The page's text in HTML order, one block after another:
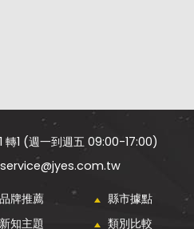
1 (週一到週五 09:00-17:00)
品牌推薦
縣市據點
新知主題 類別比較